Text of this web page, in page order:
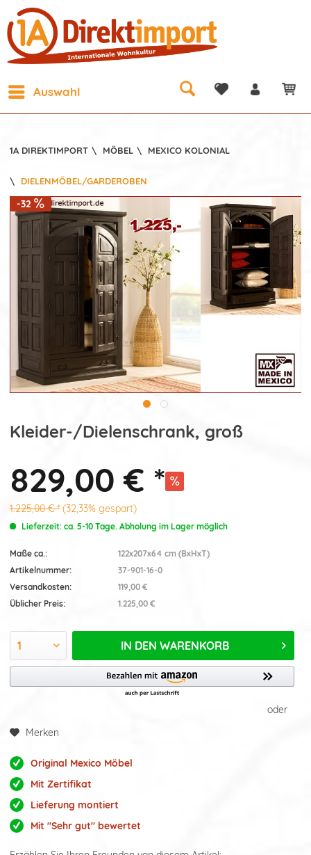
Auswahl
1A DIREKTIMPORT \ MÖBEL \ MEXICO KOLONIAL
\ DIELENMÖBEL/GARDEROBEN
-32
Kleider-/Dielenschrank, groß
829,00 € *
1.225,00 € * (32,33% gespart)
Lieferzeit: ca. 5-10 Tage. Abholung im Lager möglich
Maße ca.:
122x207x64 cm (BxHxT)
Artikelnummer:
37-901-16-0
Versandkosten:
119,00 €
Üblicher Preis:
1.225,00 €
IN DEN WARENKORB
oder
Merken
Original Mexico Möbel
Mit Zertifikat
Lieferung montiert
Mit "Sehr gut" bewertet